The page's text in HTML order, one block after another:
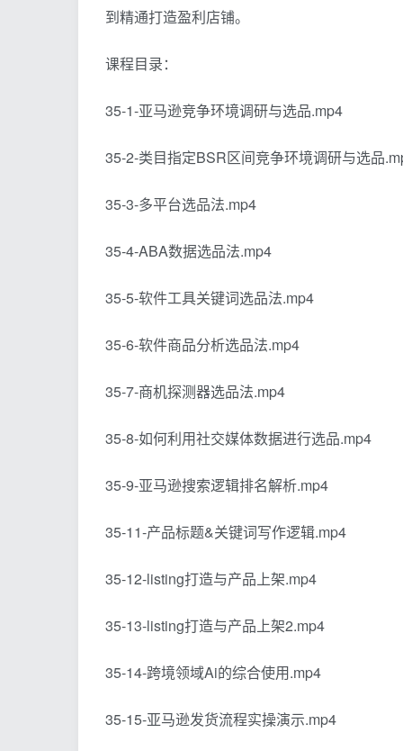
到精通打造盈利店铺。​
课程目录：
35-1-亚马逊竞争环境调研与选品.mp4
35-2-类目指定BSR区间竞争环境调研与选品
35-3-多平台选品法.mp4
35-4-ABA数据选品法.mp4
35-5-软件工具关键词选品法.mp4
35-6-软件商品分析选品法.mp4
35-7-商机探测器选品法.mp4
35-8-如何利用社交媒体数据进行选品.mp4
35-9-亚马逊搜索逻辑排名解析.mp4
35-11-产品标题&关键词写作逻辑.mp4
35-12-listing打造与产品上架.mp4
35-13-listing打造与产品上架2.mp4
35-14-跨境领域Ai的综合使用.mp4
35-15-亚马逊发货流程实操演示.mp4